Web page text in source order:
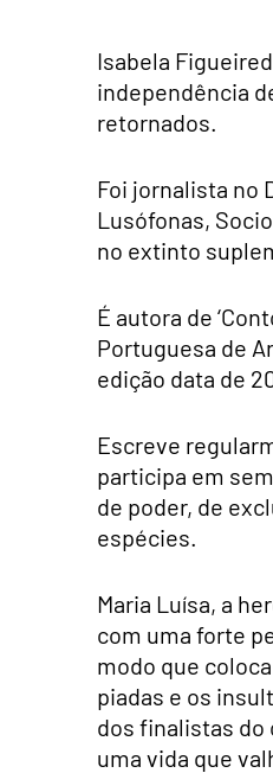
Isabela
independência
retornados.
Foi jornalista no
Lusófonas,
no extinto
É autora de
Portuguesa de
edição data de
Escreve
participa em
de poder, de
espécies.
Maria Luísa, a
com uma forte
modo que
piadas e os
dos finalistas do
uma vida que